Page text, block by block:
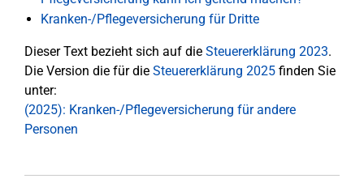
Kranken-/Pflegeversicherung für Dritte
Dieser Text bezieht sich auf die Steuererklärung 2023.
Die Version die für die Steuererklärung 2025 finden Sie
unter:
(2025): Kranken-/Pflegeversicherung für andere
Personen